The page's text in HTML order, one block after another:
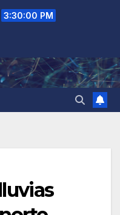
3:30:01 PM